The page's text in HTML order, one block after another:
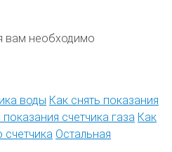
вам необходимо
воды Как снять показания
показания счетчика газа Как
счетчика Остальная